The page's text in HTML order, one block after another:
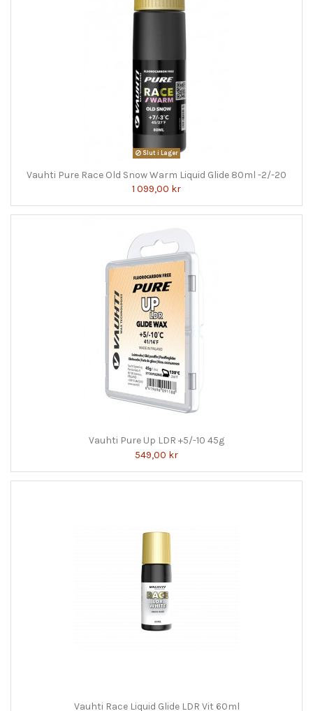
Slut i Lager
Vauhti Pure Race Old Snow Warm Liquid Glide 80ml -2/-20
1 099,00 kr
Vauhti Pure Up LDR +5/-10 45g
549,00 kr
Vauhti Race Liquid Glide LDR Vit 60ml